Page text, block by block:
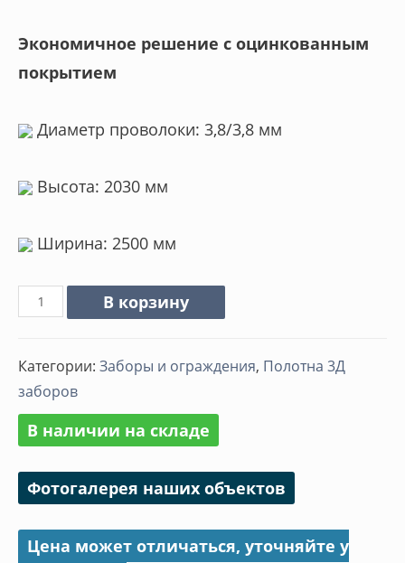
Экономичное решение с оцинкованным
покрытием
Диаметр проволоки: 3,8/3,8 мм
Высота: 2030 мм
Ширина: 2500 мм
Количество
Панель
Оригинал
цинк
В корзину
Категории: Заборы и ограждения, Полотна 3Д
заборов
В наличии на складе
Фотогалерея наших объектов
Цена может отличаться, уточняйте у